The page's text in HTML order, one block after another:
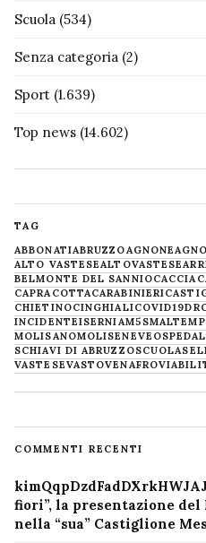
Scuola (534)
Senza categoria (2)
Sport (1.639)
Top news (14.602)
TAG
ABBONATIABRUZZOAGNONE
ALTO VASTESEALTOVASTESE
BELMONTE DEL SANNIOCACCIA
CAPRACOTTACARABINIERI
CHIETINOCINGHIALICOVID19
INCIDENTEISERNIAM5S
MOLISANOMOLISENEVE
SCHIAVI DI ABRUZZOSCUOLA
VASTESEVASTOVENAFRO
COMMENTI RECENTI
fiori”, la presentazione
nella “sua” Castiglione